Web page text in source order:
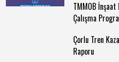
TMMOB
Çalışma
Çorlu Tren
Raporu